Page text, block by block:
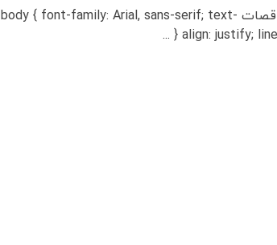
بهترین شیوه‌ برای مزایده‌ و مناقصات body { font-family: Arial, sans-serif; text-
align: justify; line-